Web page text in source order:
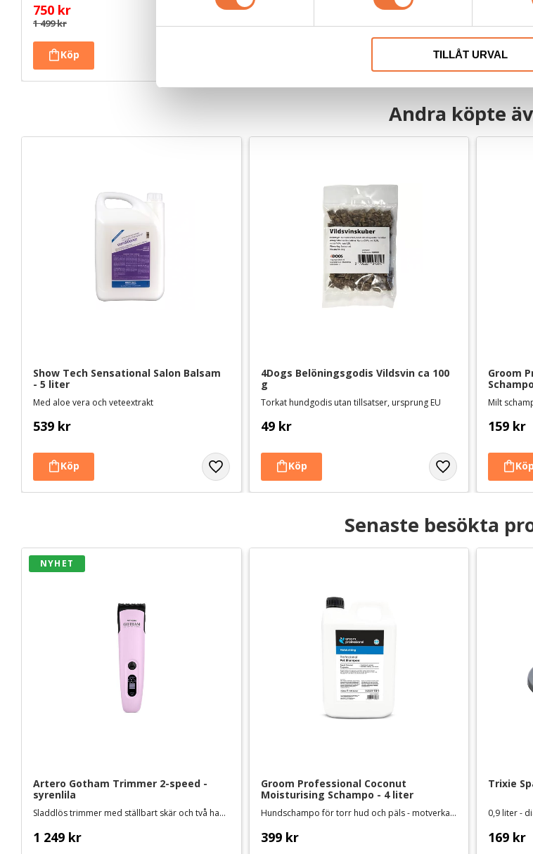
s
l
TILLÅT URVAL
750 kr
1 499kr 1 349kr
Andra köpte
Show Tech Sensational Salon Balsam
- 5 liter
Med aloe vera och veteextrakt
539 kr
4Dogs Belöningsgodis Vildsvin ca 100
g
Torkat hundgodis utan tillsatser, ursprung EU
49 kr
Groom
Milt
159 kr
Senaste besökta
Artero Gotham Trimmer 2-speed -
syrenlila
Sladdlös trimmer med ställbart skär och två hastigheter
1 249 kr
NYHET
Groom Professional Coconut
Moisturising Schampo - 4 liter
Hundschampo för torr hud och päls - motverkar mjäll
399 kr
Trixie
0,9 liter -
169 kr